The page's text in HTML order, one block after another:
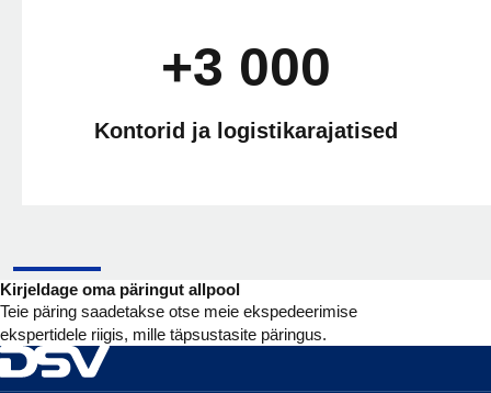
+3 000
Kontorid ja logistikarajatised
Kirjeldage oma päringut allpool
Teie päring saadetakse otse meie ekspedeerimise
ekspertidele riigis, mille täpsustasite päringus.